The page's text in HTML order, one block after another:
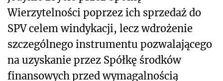
Wierzytelności poprzez ich sprzedaż do
SPV celem windykacji, lecz wdrożenie
szczególnego instrumentu pozwalającego
na uzyskanie przez Spółkę środków
finansowych przed wymagalnością